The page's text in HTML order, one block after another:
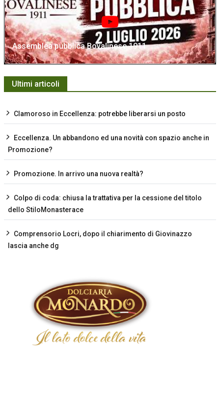
Assemblea pubblica Bovalinese 1911
Ultimi articoli
Clamoroso in Eccellenza: potrebbe liberarsi un posto
Eccellenza. Un abbandono ed una novità con spazio anche in
Promozione?
Promozione. In arrivo una nuova realtà?
Colpo di coda: chiusa la trattativa per la cessione del titolo
dello StiloMonasterace
Comprensorio Locri, dopo il chiarimento di Giovinazzo
lascia anche dg